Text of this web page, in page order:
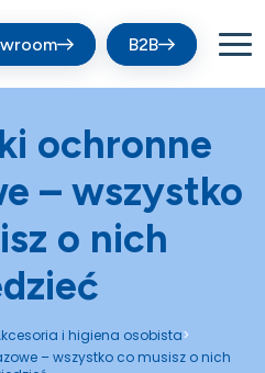
B2B
ochronne
– wszystko
o nich
i higiena osobista>
– wszystko co musisz o nich